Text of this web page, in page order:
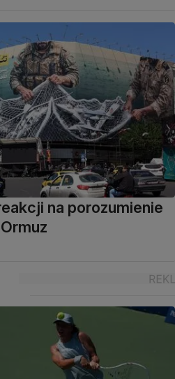
na porozumienie